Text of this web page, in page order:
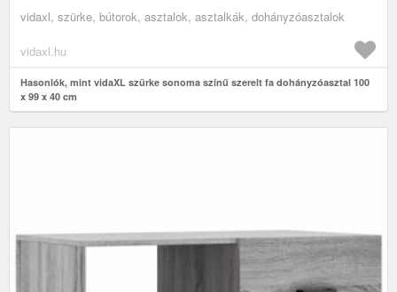
vidaxl, szürke, bútorok, asztalok, asztalkák, dohányzóasztalok
vidaxl.hu
Hasonlók, mint vidaXL szürke sonoma színű szerelt fa dohányzóasztal 100
x 99 x 40 cm